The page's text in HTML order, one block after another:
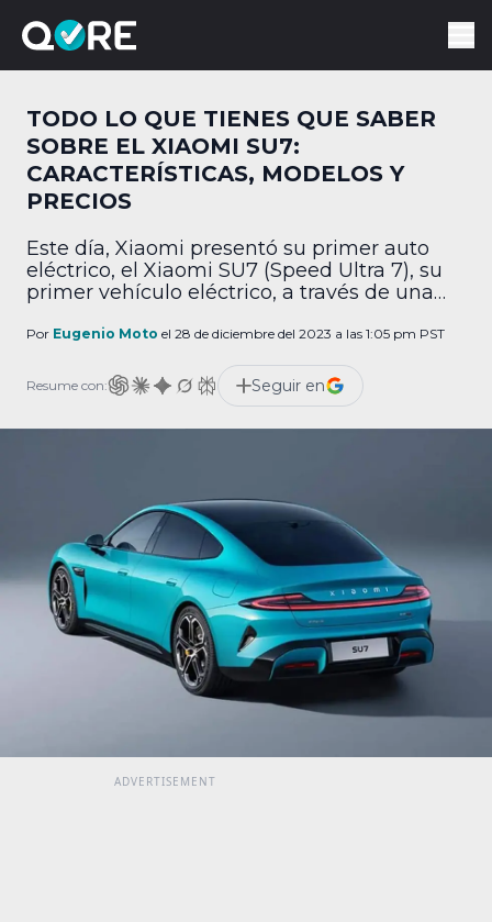
TODO LO QUE TIENES QUE SABER
SOBRE EL XIAOMI SU7:
CARACTERÍSTICAS, MODELOS Y
PRECIOS
Este día, Xiaomi presentó su primer auto
eléctrico, el Xiaomi SU7 (Speed Ultra 7), su
primer vehículo eléctrico, a través de una
mundo. Y para que no te pierdas los
información. Características En cuanto a sus
especificaciones generales, el Xiaomi SU7 es
[…]
Por Eugenio Moto el 28 de diciembre del 2023 a las 1:05 pm PST
Resume con: Seguir en